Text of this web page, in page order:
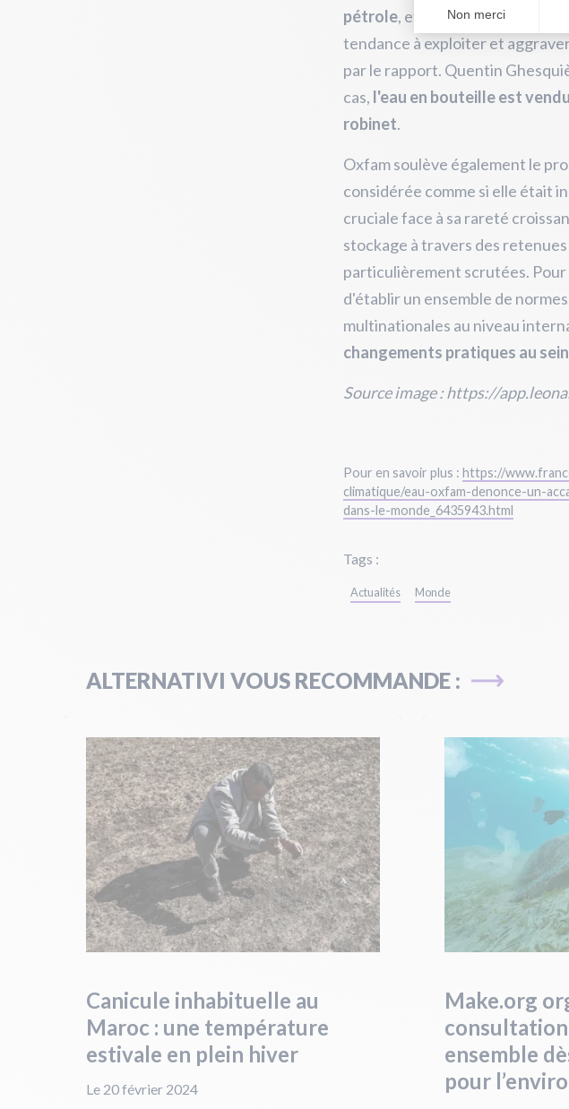
pétrole, et le secteur de l'eau
tendance à exploiter et
par le rapport. Quentin
cas, l'eau en bouteille est
robinet.
Oxfam soulève également le
considérée comme si elle était
cruciale face à sa rareté
stockage à travers des
particulièrement scrutées.
d'établir un ensemble de
multinationales au niveau
changements pratiques au
Source image : https://
Pour en savoir plus : https://
climatique/eau-oxfam-denonce-un-
dans-le-monde_6435943.html
Tags :
Actualités Monde
ALTERNATIVI VOUS RECOMMANDE :
Canicule inhabituelle au
Maroc : une température
estivale en plein hiver
Le 20 février 2024
Make.org
ensemble
pour